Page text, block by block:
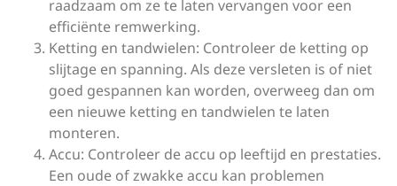
raadzaam om ze te laten vervangen voor een
efficiënte remwerking.
Ketting en tandwielen: Controleer de ketting op
slijtage en spanning. Als deze versleten is of niet
goed gespannen kan worden, overweeg dan om
een nieuwe ketting en tandwielen te laten
monteren.
Accu: Controleer de accu op leeftijd en prestaties.
Een oude of zwakke accu kan problemen